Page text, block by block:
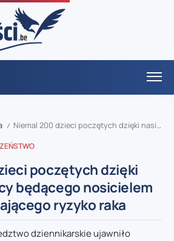
/ Niemal 200 dzieci poczętych dzięki nasieniu dawcy będącego nosicielem genu zwiększającego ryzyko raka
poczętych dzięki
będącego nosicielem
ryzyko raka
dziennikarskie ujawniło